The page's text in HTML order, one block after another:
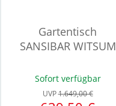
Gartentisch
SANSIBAR WITSUM
Sofort verfügbar
UVP1.649,00 €